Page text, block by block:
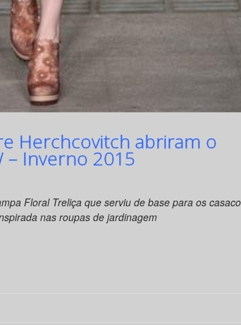
Herchcovitch abriram o
– Inverno 2015
Floral Treliça que serviu de base para os
nas roupas de jardinagem